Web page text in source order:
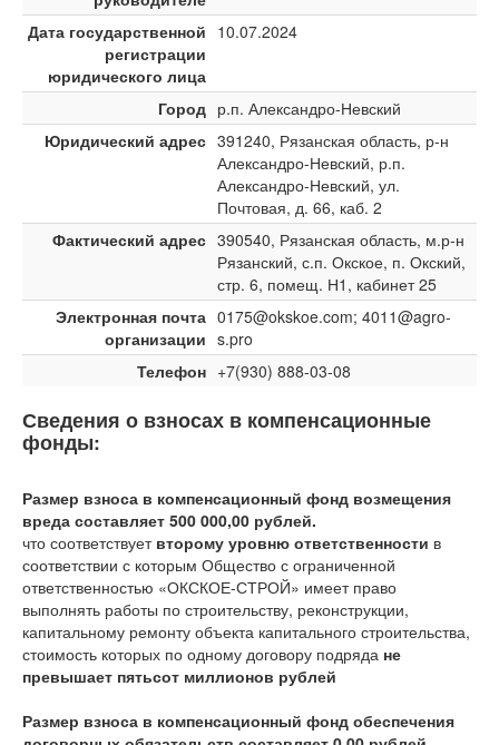
Дата государственной
регистрации
юридического лица
10.07.2024
Город р.п. Александро-Невский
Юридический адрес 391240, Рязанская область, р-н
Александро-Невский, р.п.
Александро-Невский, ул.
Почтовая, д. 66, каб. 2
Фактический адрес 390540, Рязанская область, м.р-н
Рязанский, с.п. Окское, п. Окский,
стр. 6, помещ. Н1, кабинет 25
Электронная почта
организации
0175@okskoe.com; 4011@agro-
s.pro
Телефон +7(930) 888-03-08
Сведения о взносах в компенсационные
фонды:
Размер взноса в компенсационный фонд возмещения
вреда составляет 500 000,00 рублей.
что соответствует второму уровню ответственности в
соответствии с которым Общество с ограниченной
ответственностью «ОКСКОЕ-СТРОЙ» имеет право
выполнять работы по строительству, реконструкции,
капитальному ремонту объекта капитального строительства,
стоимость которых по одному договору подряда не
превышает пятьсот миллионов рублей
Размер взноса в компенсационный фонд обеспечения